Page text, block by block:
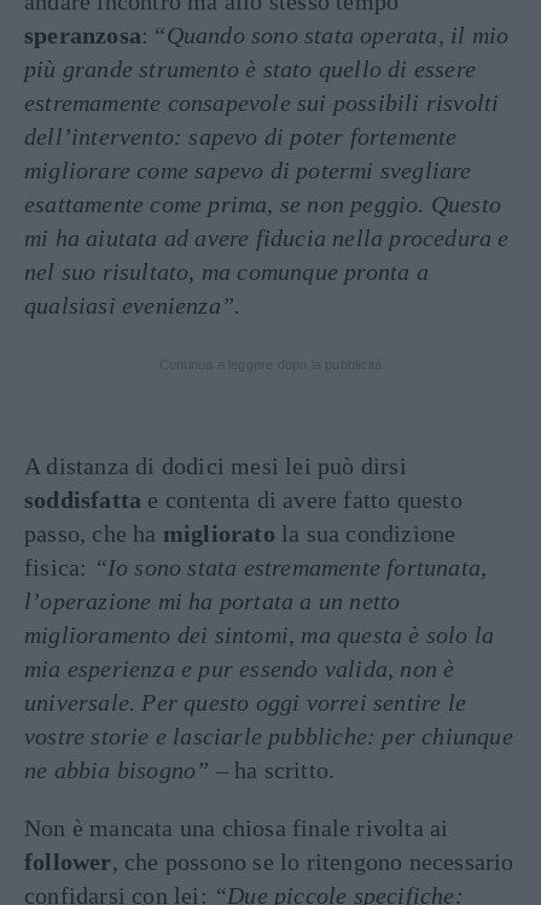
speranzosa: “Quando sono stata operata, il mio
più grande strumento è stato quello di essere
estremamente consapevole sui possibili risvolti
dell’intervento: sapevo di poter fortemente
migliorare come sapevo di potermi svegliare
esattamente come prima, se non peggio. Questo
mi ha aiutata ad avere fiducia nella procedura e
nel suo risultato, ma comunque pronta a
qualsiasi evenienza”.
A distanza di dodici mesi lei può dirsi
soddisfatta e contenta di avere fatto questo
passo, che ha migliorato la sua condizione
fisica: “Io sono stata estremamente fortunata,
l’operazione mi ha portata a un netto
miglioramento dei sintomi, ma questa è solo la
mia esperienza e pur essendo valida, non è
universale. Per questo oggi vorrei sentire le
vostre storie e lasciarle pubbliche: per chiunque
ne abbia bisogno” – ha scritto.
Non è mancata una chiosa finale rivolta ai
follower, che possono se lo ritengono necessario
confidarsi con lei: “Due piccole specifiche: